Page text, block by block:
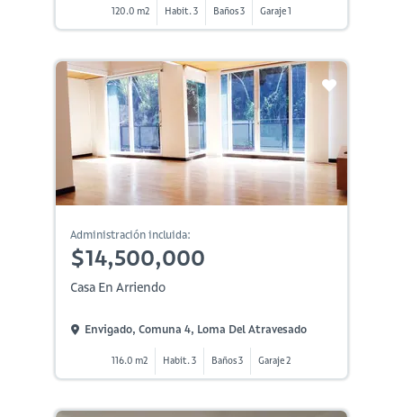
120.0 m2 Habit. 3 Baños 3 Garaje 1
Administración incluida:
$14,500,000
Casa En Arriendo
Envigado, Comuna 4, Loma Del Atravesado
116.0 m2 Habit. 3 Baños 3 Garaje 2